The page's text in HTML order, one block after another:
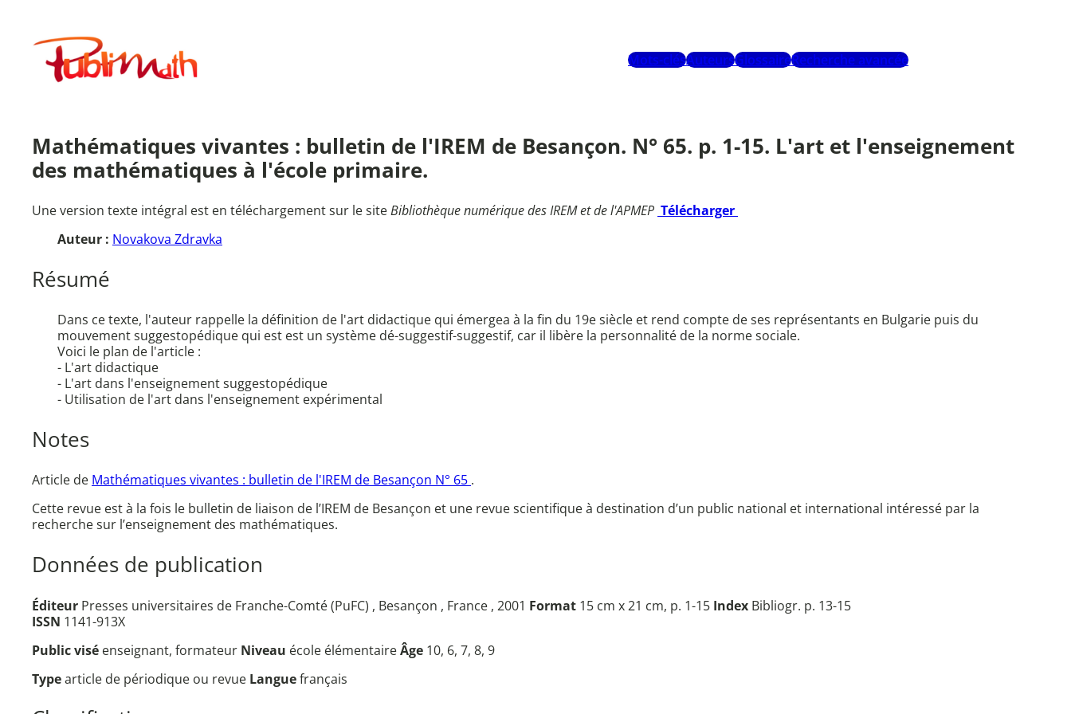
contenuPublimath
Mots-clésAuteursGlossaireRecherche avancée
Mathématiques vivantes : bulletin de l'IREM de Besançon. N° 65. p. 1-15. L'art et l'enseignement
des mathématiques à l'école primaire.
Une version texte intégral est en téléchargement sur le siteBibliothèque numérique des IREM et de l'APMEP Télécharger
Auteur : Novakova Zdravka
Résumé
Dans ce texte, l'auteur rappelle la définition de l'art didactique qui émergea à la fin du 19e siècle et rend compte de ses représentants en Bulgarie puis du
mouvement suggestopédique qui est est un système dé-suggestif-suggestif, car il libère la personnalité de la norme sociale.
Voici le plan de l'article :
- L'art didactique
- L'art dans l'enseignement suggestopédique
- Utilisation de l'art dans l'enseignement expérimental
Notes
Article de Mathématiques vivantes : bulletin de l'IREM de Besançon N° 65 .
Cette revue est à la fois le bulletin de liaison de l’IREM de Besançon et une revue scientifique à destination d’un public national et international intéressé par la
recherche sur l’enseignement des mathématiques.
Données de publication
Éditeur Presses universitaires de Franche-Comté (PuFC) , Besançon , France , 2001 Format 15 cm x 21 cm, p. 1-15 Index Bibliogr. p. 13-15
ISSN 1141-913X
Public visé enseignant, formateur Niveau école élémentaireÂge 10, 6, 7, 8, 9
Typearticle de périodique ou revue Languefrançais